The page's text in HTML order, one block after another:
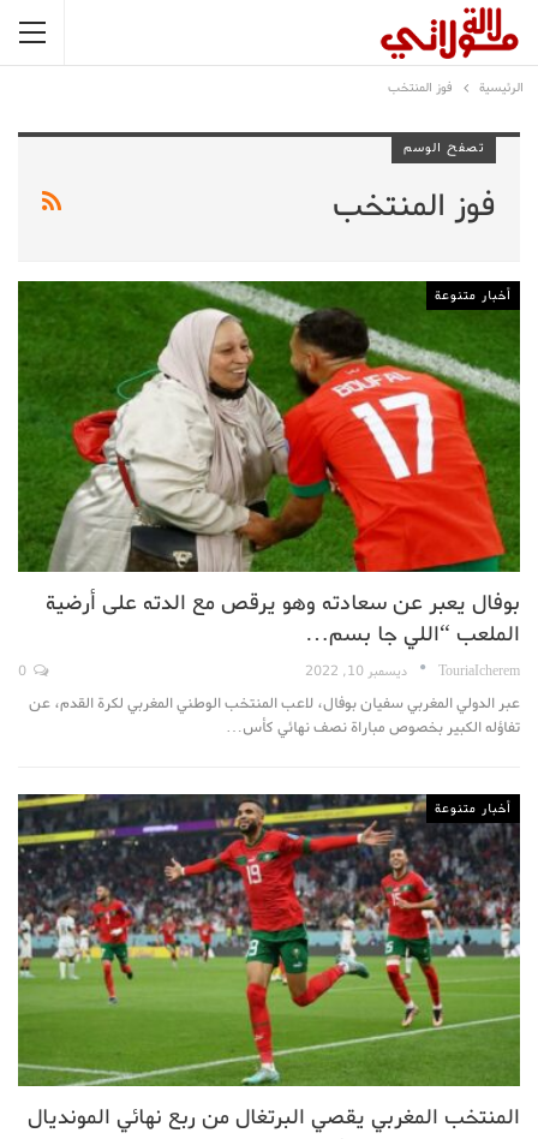
الرئيسية فوز المنتخب
تصفح الوسم
فوز المنتخب
أخبار متنوعة
بوفال يعبر عن سعادته وهو يرقص مع الدته على أرضية
الملعب “اللي جا بسم…
TouriaIcherem ديسمبر 10, 2022
عبر الدولي المغربي سفيان بوفال، لاعب المنتخب الوطني المغربي لكرة القدم، عن
تفاؤله الكبير بخصوص مباراة نصف نهائي كأس…
أخبار متنوعة
المنتخب المغربي يقصي البرتغال من ربع نهائي المونديال